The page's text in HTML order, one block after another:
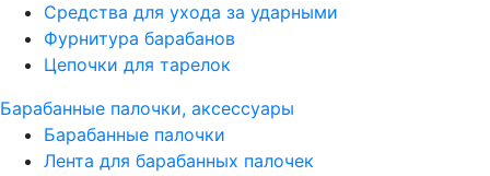
Средства для ухода за ударными
Фурнитура барабанов
Цепочки для тарелок
Барабанные палочки, аксессуары
Барабанные палочки
Лента для барабанных палочек